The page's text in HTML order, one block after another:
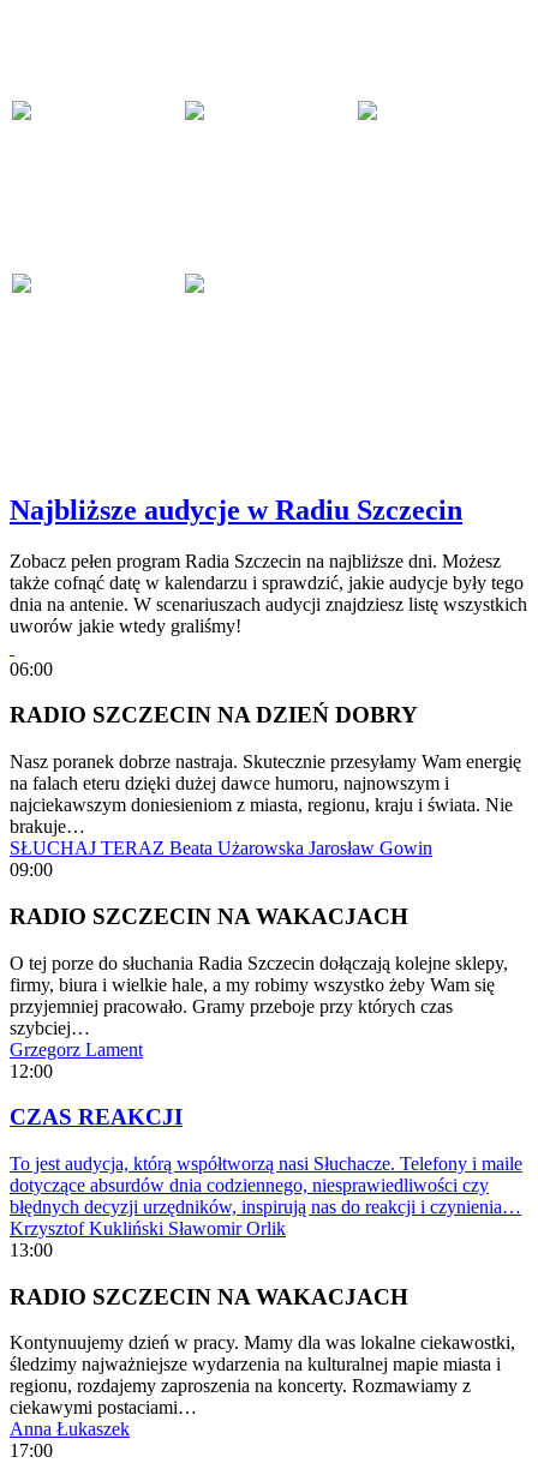
Najbliższe audycje w Radiu Szczecin
Zobacz pełen program Radia Szczecin na najbliższe dni. Możesz
także cofnąć datę w kalendarzu i sprawdzić, jakie audycje były tego
dnia na antenie. W scenariuszach audycji znajdziesz listę wszystkich
uworów jakie wtedy graliśmy!
06:00
RADIO SZCZECIN NA DZIEŃ DOBRY
Nasz poranek dobrze nastraja. Skutecznie przesyłamy Wam energię
na falach eteru dzięki dużej dawce humoru, najnowszym i
najciekawszym doniesieniom z miasta, regionu, kraju i świata. Nie
brakuje…
SŁUCHAJ TERAZ Beata Użarowska Jarosław Gowin
09:00
RADIO SZCZECIN NA WAKACJACH
O tej porze do słuchania Radia Szczecin dołączają kolejne sklepy,
firmy, biura i wielkie hale, a my robimy wszystko żeby Wam się
przyjemniej pracowało. Gramy przeboje przy których czas
szybciej…
Grzegorz Lament
12:00
CZAS REAKCJI
To jest audycja, którą współtworzą nasi Słuchacze. Telefony i maile
dotyczące absurdów dnia codziennego, niesprawiedliwości czy
błędnych decyzji urzędników, inspirują nas do reakcji i czynienia…
Krzysztof Kukliński Sławomir Orlik
13:00
RADIO SZCZECIN NA WAKACJACH
Kontynuujemy dzień w pracy. Mamy dla was lokalne ciekawostki,
śledzimy najważniejsze wydarzenia na kulturalnej mapie miasta i
regionu, rozdajemy zaproszenia na koncerty. Rozmawiamy z
ciekawymi postaciami…
Anna Łukaszek
17:00